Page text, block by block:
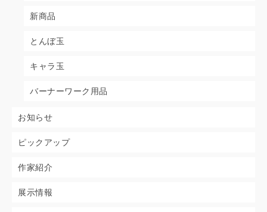
新商品
とんぼ玉
キャラ玉
バーナーワーク用品
お知らせ
ピックアップ
作家紹介
展示情報